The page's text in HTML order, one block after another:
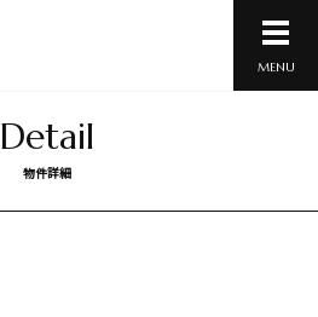
MENU
Detail
物件詳細